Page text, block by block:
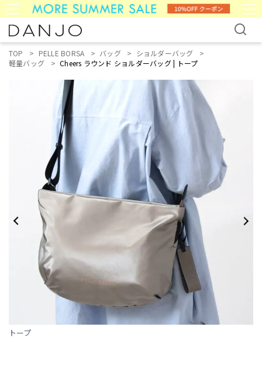
TOP PELLE BORSA バッグ
ショルダーバッグ
軽量バッグ
Cheers ラウンド ショルダーバッグ | トープ
トープ